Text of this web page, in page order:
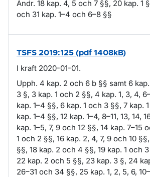
Ändr. 18 kap. 4, 5 och 7 §§, 20 kap. 1
och 31 kap. 1–4 och 6–8 §§
TSFS 2019:125 (pdf 1408kB)
I kraft 2020-01-01.
Upph. 4 kap. 2 och 6 b §§ samt 6
3 §, 3 kap. 1 och 2 §§, 4 kap. 1, 3, 4,
kap. 1–4 §§, 6 kap. 1 och 3 §§, 7 kap. 1
kap. 1–4 §§, 12 kap. 1–4, 8–11, 13, 14,
kap. 1–5, 7, 9 och 12 §§, 14 kap. 7–15
1 och 2 §§, 16 kap. 2, 4, 7, 9 och 10
§§, 18 kap. 2 och 4 §§, 19 kap. 1 och
22 kap. 2 och 5 §§, 23 kap. 3 §, 24
26–31 och 34 §§, 25 kap. 1, 2, 5, 6,